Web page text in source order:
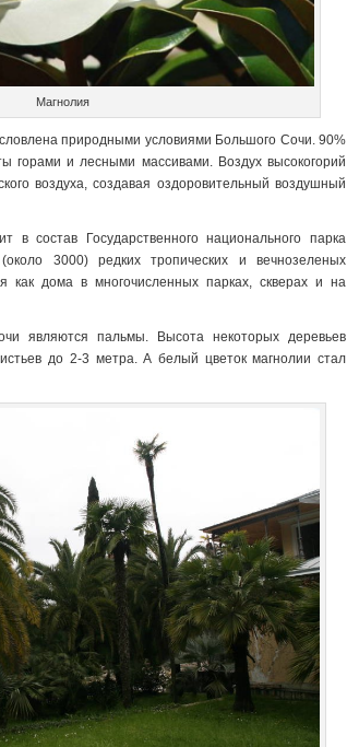
Магнолия
природными условиями Большого Сочи. 90%
горами и лесными массивами. Воздух высокогорий
воздуха, создавая оздоровительный воздушный
в состав Государственного национального парка
3000) редких тропических и вечнозеленых
как дома в многочисленных парках, скверах и на
являются пальмы. Высота некоторых деревьев
до 2-3 метра. А белый цветок магнолии стал